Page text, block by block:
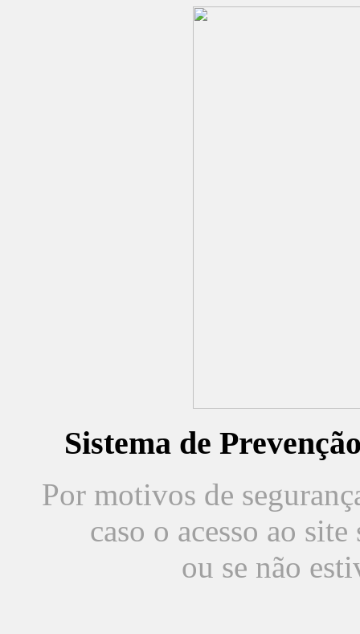
Sistema de
Por motivos de
caso o acesso ao
ou se não